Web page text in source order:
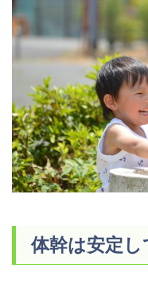
体幹は安定